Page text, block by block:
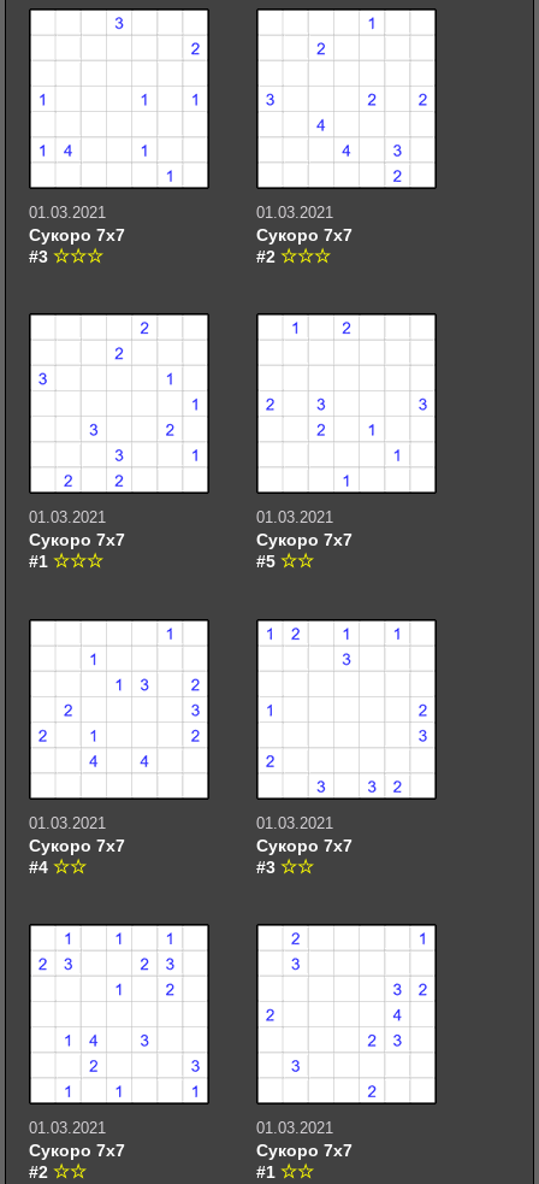
01.03.2021
Сукоро 7х7
#3
01.03.2021
Сукоро 7х7
#2
01.03.2021
Сукоро 7х7
#1
01.03.2021
Сукоро 7х7
#5
01.03.2021
Сукоро 7х7
#4
01.03.2021
Сукоро 7х7
#3
01.03.2021
Сукоро 7х7
#2
01.03.2021
Сукоро 7х7
#1